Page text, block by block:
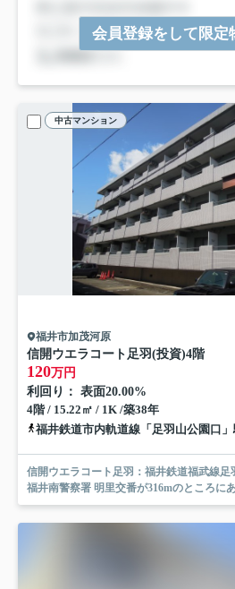
会員登録をして限定
中古マンション
福井市加茂河原
信開ウエラコート足羽(投資)4階
120万円
利回り： 表面20.00%
4階 / 15.22㎡ / 1K /築38年
福井鉄道市内軌道線「足羽山公園口
信開ウエラコート足羽：福井鉄道福武線足
福井南警察署 明里交番が316mのところに